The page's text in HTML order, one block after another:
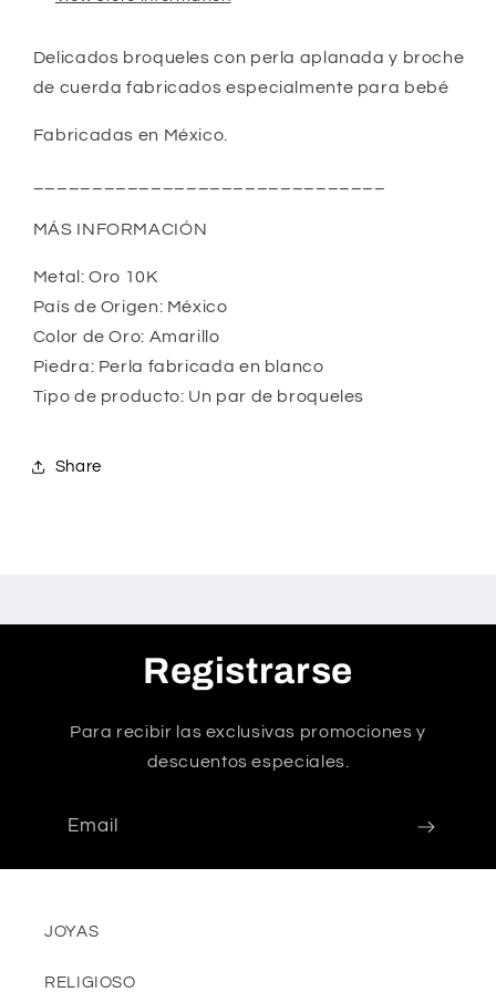
Delicados broqueles con perla aplanada y broche
de cuerda fabricados especialmente para bebé
Fabricadas en México.
MÁS INFORMACIÓN
Metal: Oro 10K
País de Origen: México
Color de Oro: Amarillo
Piedra: Perla fabricada en blanco
Tipo de producto: Un par de broqueles
Share
Registrarse
Para recibir las exclusivas promociones y
descuentos especiales.
Email
JOYAS
RELIGIOSO